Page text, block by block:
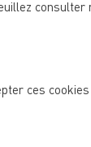
consulter
ces cookies